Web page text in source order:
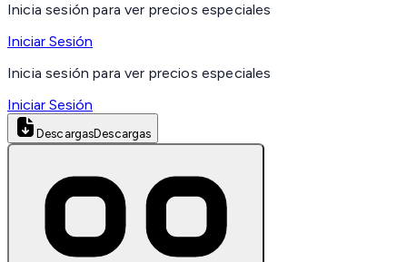
Inicia sesión para ver precios especiales
Iniciar Sesión
Inicia sesión para ver precios especiales
Iniciar Sesión
DescargasDescargas